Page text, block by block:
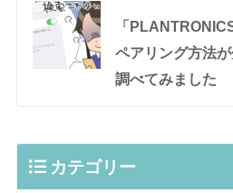
「
ペアリング方法
調べてみました
カテゴリー